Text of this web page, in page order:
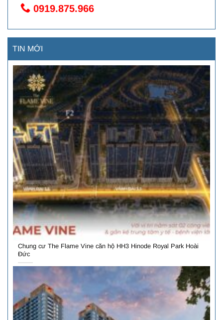
0919.875.966
TIN MỚI
Chung cư The Flame Vine căn hộ HH3 Hinode Royal Park Hoài
Đức